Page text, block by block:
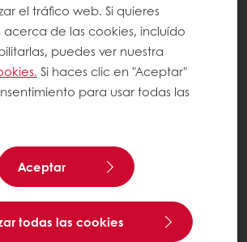
el tráfico web. Si quieres
de las cookies, incluído
puedes ver nuestra
Si haces clic en "Aceptar"
para usar todas las
Aceptar
todas las cookies